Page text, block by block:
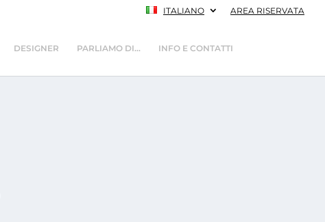
ITALIANO AREA RISERVATA
DESIGNER PARLIAMO DI… INFO E CONTATTI